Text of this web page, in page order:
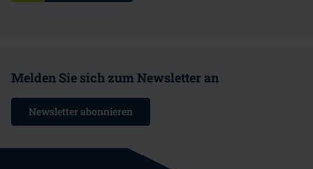
Melden Sie sich zum Newsletter an
Newsletter abonnieren